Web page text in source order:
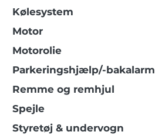
Kølesystem
Motor
Motorolie
Parkeringshjælp/-bakalarm
Remme og remhjul
Spejle
Styretøj & undervogn